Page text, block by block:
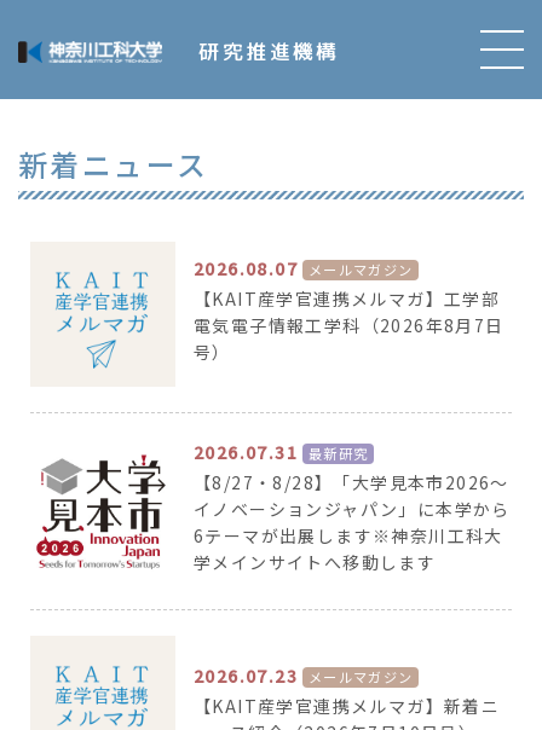
研究推進機構
新着ニュース
2026.08.07 メールマガジン
【KAIT産学官連携メルマガ】工学部
電気電子情報工学科（2026年8月7日
号）
2026.07.31 最新研究
【8/27・8/28】「大学見本市2026～
イノベーションジャパン」に本学から
6テーマが出展します※神奈川工科大
学メインサイトへ移動します
2026.07.23 メールマガジン
【KAIT産学官連携メルマガ】新着ニ